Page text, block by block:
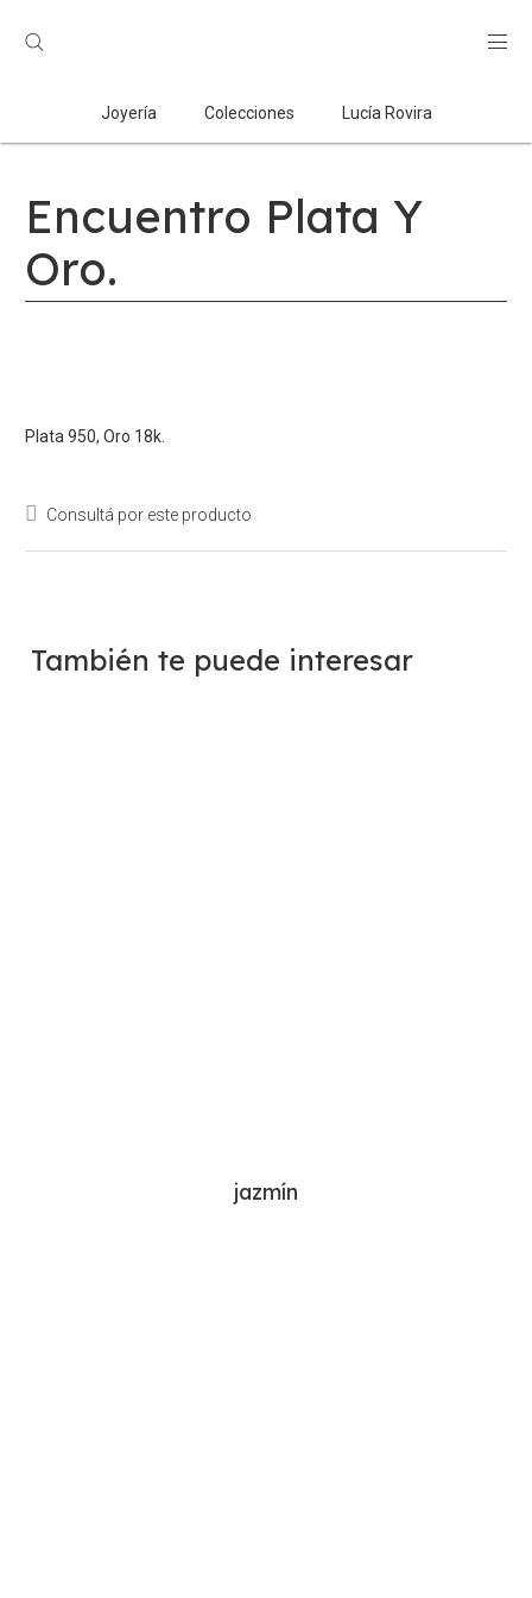
Búsqueda
de
Joyería Colecciones Lucía Rovira
Encuentro Plata Y
Oro.
Plata 950, Oro 18k.
Consultá por este producto
También te puede interesar
jazmín